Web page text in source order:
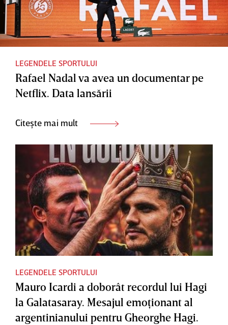
LEGENDELE SPORTULUI
Rafael Nadal va avea un documentar pe
Netflix. Data lansării
Citește mai mult
LEGENDELE SPORTULUI
Mauro Icardi a doborât recordul lui Hagi
la Galatasaray. Mesajul emoţionant al
argentinianului pentru Gheorghe Hagi.